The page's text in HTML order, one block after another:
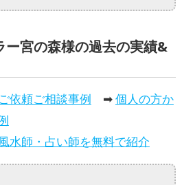
ー宮の森様の過去の実績&
依頼ご相談事例 ➡個人の方か
水師・占い師を無料で紹介